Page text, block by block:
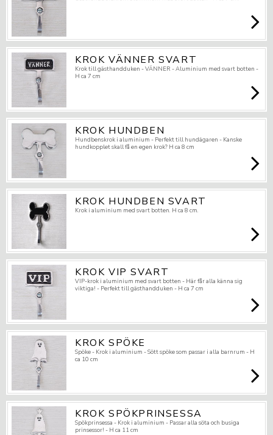
KROK VÄNNER SVART
Krok till gästhandduken - VÄNNER - Aluminium med svart botten -
H ca 7 cm
KROK HUNDBEN
Hundbenskrok i aluminium - Perfekt till hundägaren - Kanske
hundkopplet skall få en egen krok? H ca 8 cm
KROK HUNDBEN SVART
Krok i aluminium med svart botten. H ca 8 cm.
KROK VIP SVART
VIP-krok i aluminium med svart botten - Här får alla känna sig
viktiga! - Perfekt till gästhandduken - H ca 7 cm
KROK SPÖKE
Spöke - Krok i aluminium - Sött spöke som passar i alla barnrum - H
ca 10 cm
KROK SPÖKPRINSESSA
Spökprinsessa - Krok i aluminium - Passar alla söta och busiga
prinsessor! - H ca 11 cm